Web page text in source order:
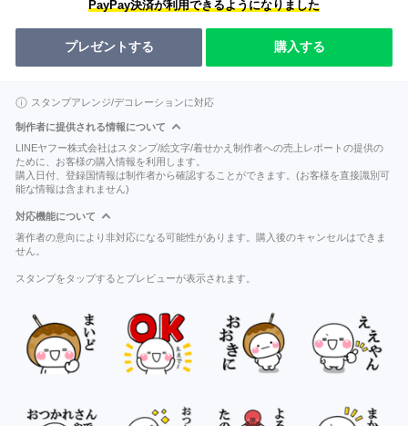
PayPay決済が利用できるようになりました
プレゼントする 購入する
スタンプアレンジ/デコレーションに対応
制作者に提供される情報について
LINEヤフー株式会社はスタンプ/絵文字/着せかえ制作者への売上レポートの提供の
ために、お客様の購入情報を利用します。
購入日付、登録国情報は制作者から確認することができます。(お客様を直接識別可
能な情報は含まれません)
対応機能について
著作者の意向により非対応になる可能性があります。購入後のキャンセルはできま
せん。
スタンプをタップするとプレビューが表示されます。